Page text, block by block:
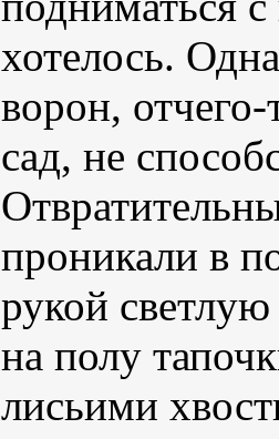
хотелось.
ворон,
сад, не
проникали в
рукой
на полу
лисьими